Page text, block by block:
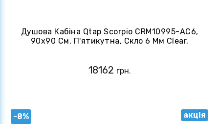
Душова Кабіна Qtap Scorpio CRM10995-AC6,
90x90 См, П'ятикутна, Скло 6 Мм Clear,
18162 грн.
-8% акція